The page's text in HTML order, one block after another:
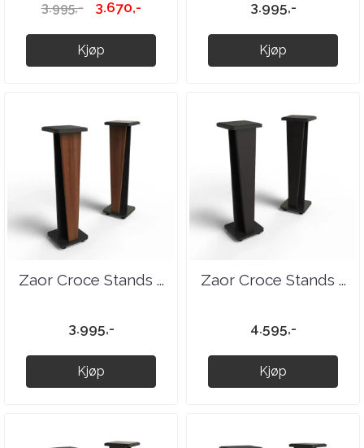
3.995,- 3.670,-
Kjøp
3.995,-
Kjøp
Zaor Croce Stands ...
3.995,-
Kjøp
Zaor Croce Stands ...
4.595,-
Kjøp